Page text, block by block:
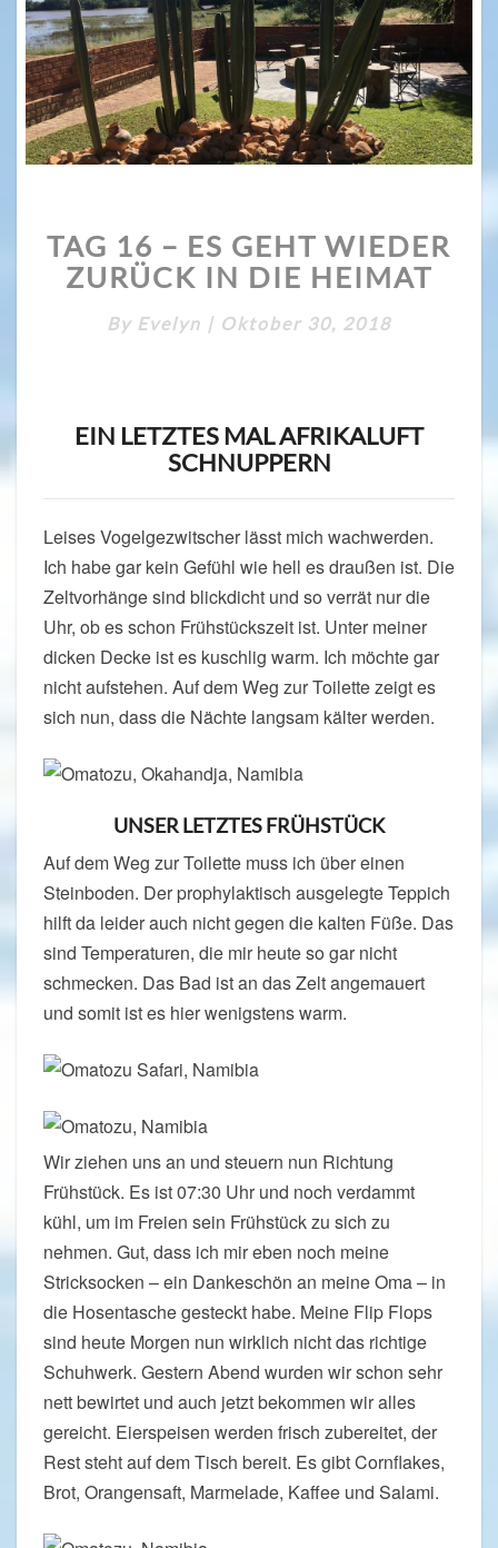
16
–
ES
GEHT
WIEDER
HEIMAT
TAG 16 – ES GEHT WIEDER
ZURÜCK IN DIE HEIMAT
By Evelyn | Oktober 30, 2018
EIN LETZTES MAL AFRIKALUFT
SCHNUPPERN
Leises Vogelgezwitscher lässt mich wachwerden.
Ich habe gar kein Gefühl wie hell es draußen ist. Die
Zeltvorhänge sind blickdicht und so verrät nur die
Uhr, ob es schon Frühstückszeit ist. Unter meiner
dicken Decke ist es kuschlig warm. Ich möchte gar
nicht aufstehen. Auf dem Weg zur Toilette zeigt es
sich nun, dass die Nächte langsam kälter werden.
UNSER LETZTES FRÜHSTÜCK
Auf dem Weg zur Toilette muss ich über einen
Steinboden. Der prophylaktisch ausgelegte Teppich
hilft da leider auch nicht gegen die kalten Füße. Das
sind Temperaturen, die mir heute so gar nicht
schmecken. Das Bad ist an das Zelt angemauert
und somit ist es hier wenigstens warm.
Wir ziehen uns an und steuern nun Richtung
Frühstück. Es ist 07:30 Uhr und noch verdammt
kühl, um im Freien sein Frühstück zu sich zu
nehmen. Gut, dass ich mir eben noch meine
Stricksocken – ein Dankeschön an meine Oma – in
die Hosentasche gesteckt habe. Meine Flip Flops
sind heute Morgen nun wirklich nicht das richtige
Schuhwerk. Gestern Abend wurden wir schon sehr
nett bewirtet und auch jetzt bekommen wir alles
gereicht. Eierspeisen werden frisch zubereitet, der
Rest steht auf dem Tisch bereit. Es gibt Cornflakes,
Brot, Orangensaft, Marmelade, Kaffee und Salami.